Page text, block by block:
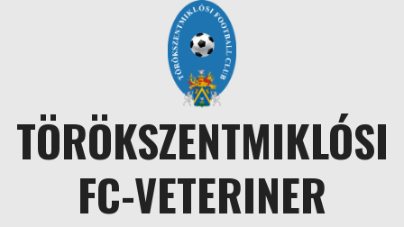
TÖRÖKSZENTMIKLÓSI
FC-VETERINER